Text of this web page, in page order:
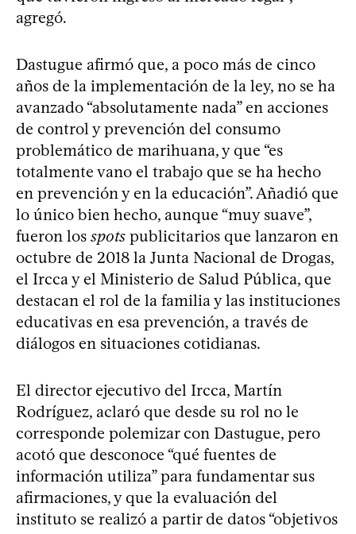
agregó.
Dastugue afirmó que, a poco más de cinco
años de la implementación de la ley, no se ha
avanzado “absolutamente nada” en acciones
de control y prevención del consumo
problemático de marihuana, y que “es
totalmente vano el trabajo que se ha hecho
en prevención y en la educación”. Añadió que
lo único bien hecho, aunque “muy suave”,
fueron los spots publicitarios que lanzaron en
octubre de 2018 la Junta Nacional de Drogas,
el Ircca y el Ministerio de Salud Pública, que
destacan el rol de la familia y las instituciones
educativas en esa prevención, a través de
diálogos en situaciones cotidianas.
El director ejecutivo del Ircca, Martín
Rodríguez, aclaró que desde su rol no le
corresponde polemizar con Dastugue, pero
acotó que desconoce “qué fuentes de
información utiliza” para fundamentar sus
afirmaciones, y que la evaluación del
instituto se realizó a partir de datos “objetivos